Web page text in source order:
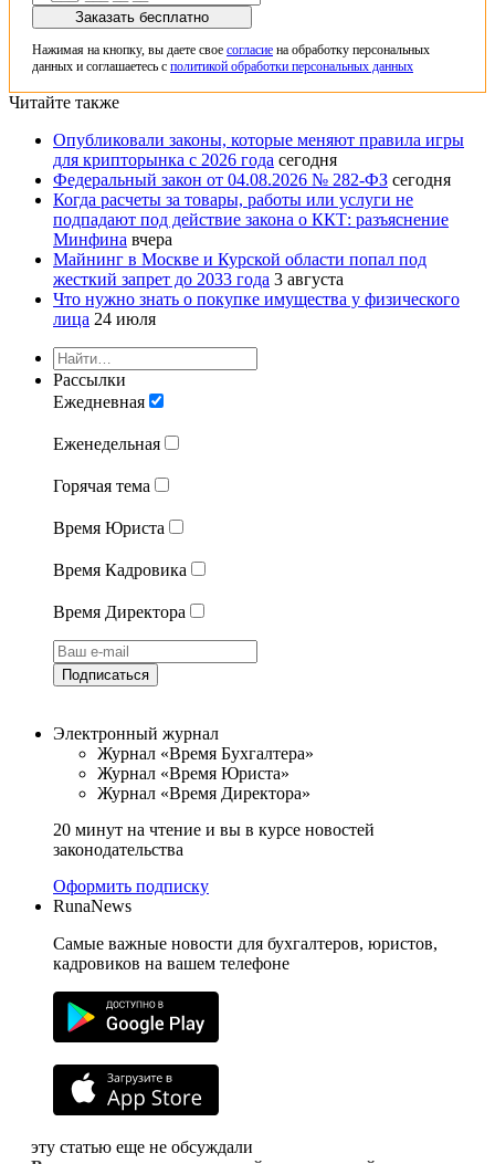
Заказать бесплатно
Нажимая на кнопку, вы даете свое согласие на обработку персональных
данных и соглашаетесь с политикой обработки персональных данных
Читайте также
Опубликовали законы, которые меняют правила игры
для крипторынка с 2026 года сегодня
Федеральный закон от 04.08.2026 № 282-ФЗ сегодня
Когда расчеты за товары, работы или услуги не
подпадают под действие закона о ККТ: разъяснение
Минфина вчера
Майнинг в Москве и Курской области попал под
жесткий запрет до 2033 года 3 августа
Что нужно знать о покупке имущества у физического
лица 24 июля
Рассылки
Ежедневная
Еженедельная
Горячая тема
Время Юриста
Время Кадровика
Время Директора
Подписаться
Электронный журнал
Журнал «Время Бухгалтера»
Журнал «Время Юриста»
Журнал «Время Директора»
20 минут на чтение и вы в курсе новостей
законодательства
Оформить подписку
RunaNews
Самые важные новости для бухгалтеров, юристов,
кадровиков на вашем телефоне
эту статью еще не обсуждали